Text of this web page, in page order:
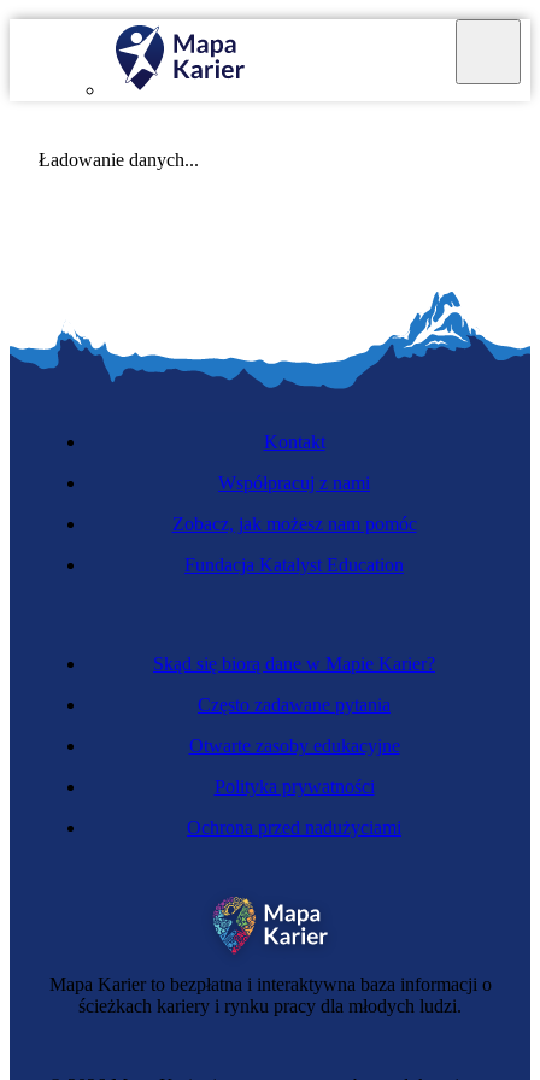
Ładowanie danych...
Mapa Karier to bezpłatna i interaktywna baza informacji o
ścieżkach kariery i rynku pracy dla młodych ludzi.
Skąd się biorą dane w Mapie Karier?
Często zadawane pytania
Otwarte zasoby edukacyjne
Polityka prywatności
Ochrona przed nadużyciami
Kontakt
Współpracuj z nami
Zobacz, jak możesz nam pomóc
Fundacja Katalyst Education